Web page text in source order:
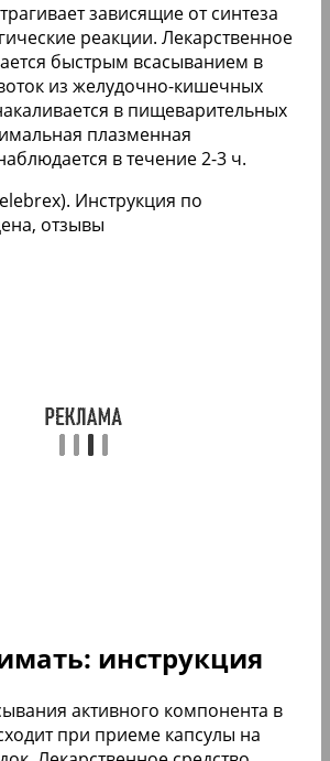
зависящие от синтеза
реакции. Лекарственное
быстрым всасыванием в
из желудочно-кишечных
в пищеварительных
плазменная
в течение 2-3 ч.
инструкция
активного компонента в
при приеме капсулы на